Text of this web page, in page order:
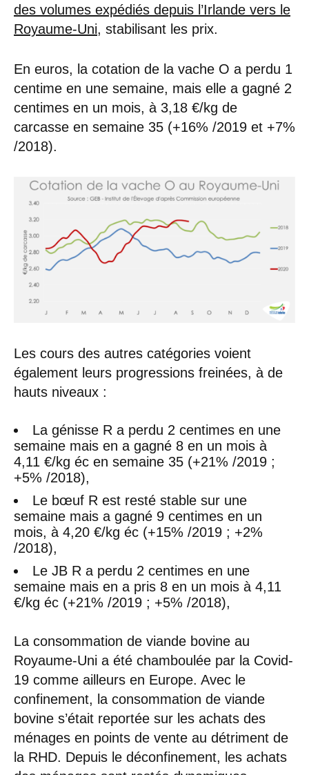
des volumes expédiés depuis l’Irlande vers le
Royaume-Uni, stabilisant les prix.
En euros, la cotation de la vache O a perdu 1
centime en une semaine, mais elle a gagné 2
centimes en un mois, à 3,18 €/kg de
carcasse en semaine 35 (+16% /2019 et +7%
/2018).
Les cours des autres catégories voient
également leurs progressions freinées, à de
hauts niveaux :
La génisse R a perdu 2 centimes en une
semaine mais en a gagné 8 en un mois à
4,11 €/kg éc en semaine 35 (+21% /2019 ;
+5% /2018),
Le bœuf R est resté stable sur une
semaine mais a gagné 9 centimes en un
mois, à 4,20 €/kg éc (+15% /2019 ; +2%
/2018),
Le JB R a perdu 2 centimes en une
semaine mais en a pris 8 en un mois à 4,11
€/kg éc (+21% /2019 ; +5% /2018),
La consommation de viande bovine au
Royaume-Uni a été chamboulée par la Covid-
19 comme ailleurs en Europe. Avec le
confinement, la consommation de viande
bovine s’était reportée sur les achats des
ménages en points de vente au détriment de
la RHD. Depuis le déconfinement, les achats